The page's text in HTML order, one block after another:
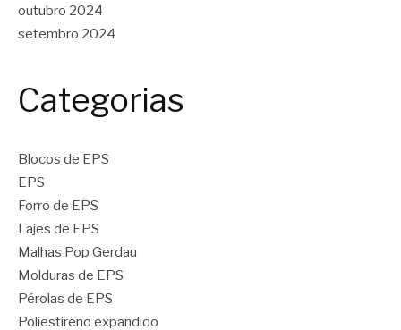
outubro 2024
setembro 2024
Categorias
Blocos de EPS
EPS
Forro de EPS
Lajes de EPS
Malhas Pop Gerdau
Molduras de EPS
Pérolas de EPS
Poliestireno expandido